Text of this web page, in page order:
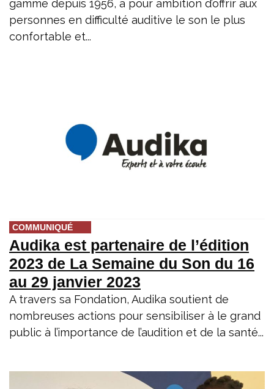
gamme depuis 1956, a pour ambition d’offrir aux
personnes en difficulté auditive le son le plus
confortable et...
COMMUNIQUÉ
Audika est partenaire de l’édition
2023 de La Semaine du Son du 16
au 29 janvier 2023
A travers sa Fondation, Audika soutient de
nombreuses actions pour sensibiliser à le grand
public à l’importance de l’audition et de la santé...